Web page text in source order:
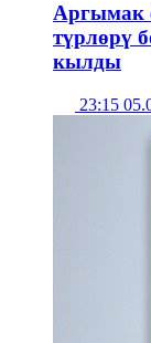
Аргымак
түрлөрү
кылды
23:15